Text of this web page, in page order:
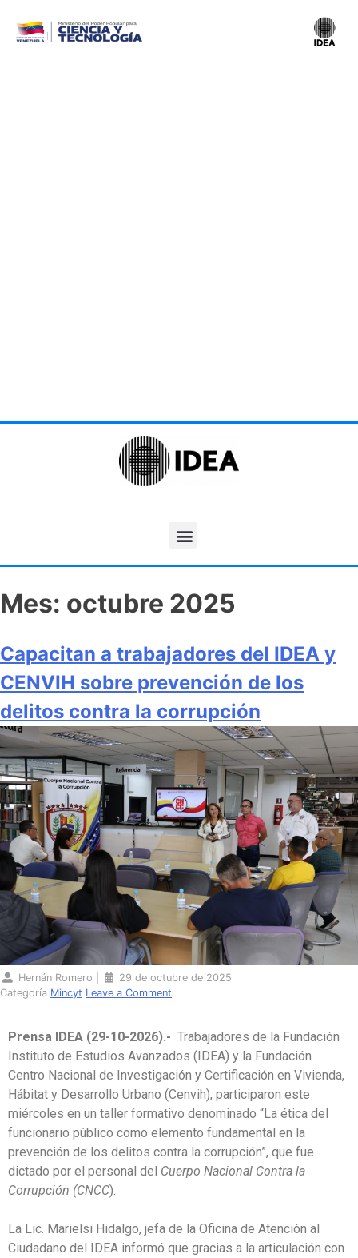
Mes: octubre 2025
Capacitan a trabajadores del IDEA y
CENVIH sobre prevención de los
delitos contra la corrupción
Hernán Romero
29 de octubre de 2025
Categoría Mincyt Leave a Comment
Prensa IDEA (29-10-2026).- Trabajadores de la Fundación
Instituto de Estudios Avanzados (IDEA) y la Fundación
Centro Nacional de Investigación y Certificación en Vivienda,
Hábitat y Desarrollo Urbano (Cenvih), participaron este
miércoles en un taller formativo denominado “La ética del
funcionario público como elemento fundamental en la
prevención de los delitos contra la corrupción”, que fue
dictado por el personal del Cuerpo Nacional Contra la
Corrupción (CNCC).
La Lic. Marielsi Hidalgo, jefa de la Oficina de Atención al
Ciudadano del IDEA informó que gracias a la articulación con